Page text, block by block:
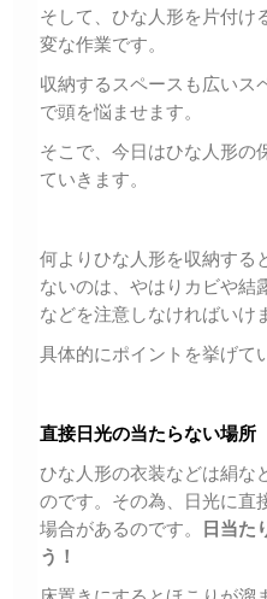
そして、ひな人形を片付け
変な作業です。
収納するスペースも広いス
で頭を悩ませます。
そこで、今日はひな人形の
ていきます。
何よりひな人形を収納する
ないのは、やはりカビや結
などを注意しなければいけ
具体的にポイントを挙げて
直接日光の当たらない場所
ひな人形の衣装などは絹な
のです。その為、日光に直
場合があるのです。
日当た
う！